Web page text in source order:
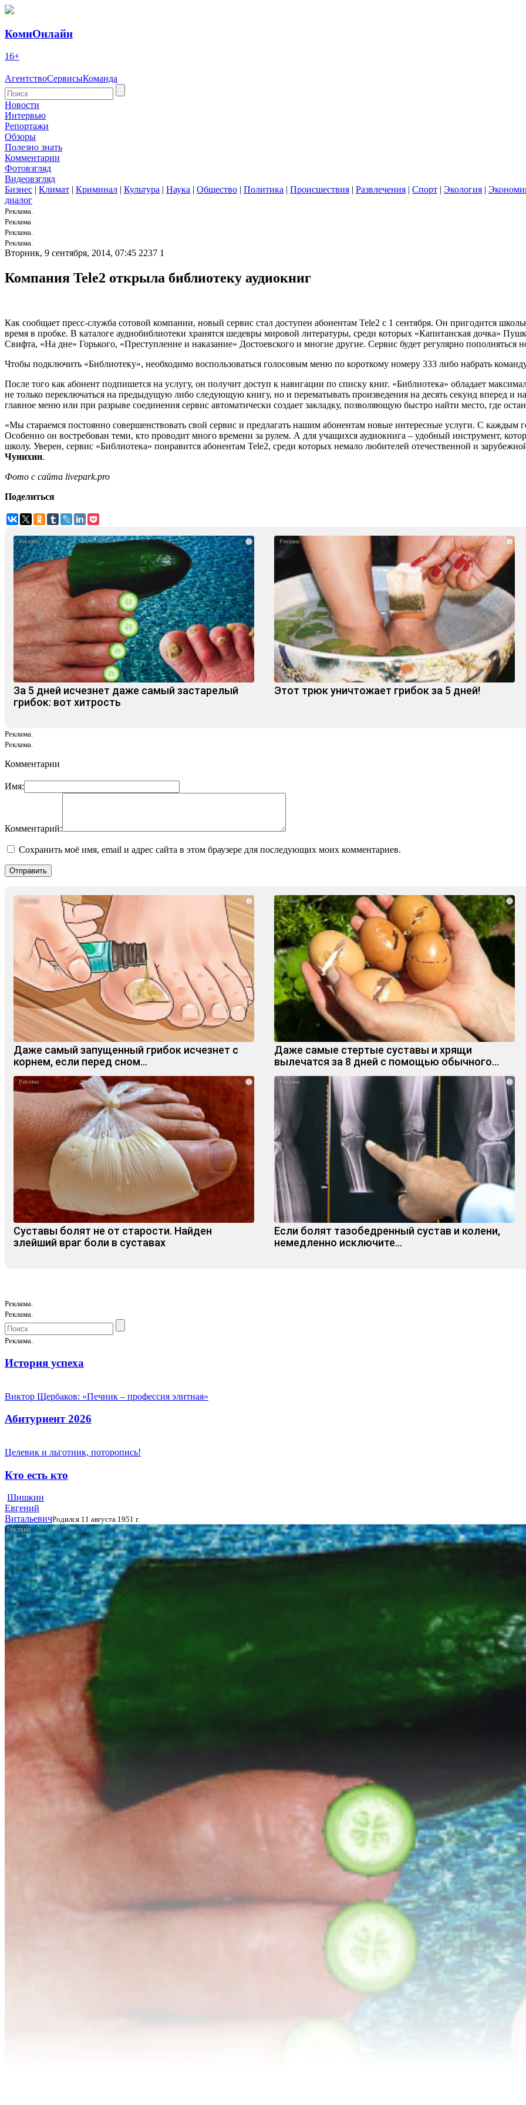
КомиОнлайн
16+
АгентствоСервисыКоманда
Новости
Интервью
Репортажи
Обзоры
Полезно знать
Комментарии
Фотовзгляд
Видеовзгляд
Бизнес | Климат | Криминал | Культура | Наука | Общество | Политика | Происшествия | Развлечения | Спорт | Экология |
диалог
Реклама.
Реклама.
Реклама.
Реклама.
Вторник, 9 сентября, 2014, 07:45 2237 1
Компания Tele2 открыла библиотеку аудиокниг
Как сообщает пресс-служба сотовой компании, новый сервис стал доступен абонентам Tele2 с 1 сентября. Он пригодится
время в пробке. В каталоге аудиобиблиотеки хранятся шедевры мировой литературы, среди которых «Капитанская дочка»
Свифта, «На дне» Горького, «Преступление и наказание» Достоевского и многие другие. Сервис будет регулярно пополняться
Чтобы подключить «Библиотеку», необходимо воспользоваться голосовым меню по короткому номеру 333 либо набрать
После того как абонент подпишется на услугу, он получит доступ к навигации по списку книг. «Библиотека» обладает
не только переключаться на предыдущую либо следующую книгу, но и перематывать произведения на десять секунд вперед и
главное меню или при разрыве соединения сервис автоматически создает закладку, позволяющую быстро найти место, где
«Мы стараемся постоянно совершенствовать свой сервис и предлагать нашим абонентам новые интересные услуги. С каждым
Особенно он востребован теми, кто проводит много времени за рулем. А для учащихся аудиокнига – удобный инструмент,
школу. Уверен, сервис «Библиотека» понравится абонентам Tele2, среди которых немало любителей отечественной и
Чунихин.
Фото с сайта livepark.pro
Поделиться
i
За 5 дней исчезнет даже самый застарелый
грибок: вот хитрость
i
Этот трюк уничтожает грибок за 5 дней!
Реклама.
Реклама.
Комментарии
Имя:
Комментарий:
Сохранить моё имя, email и адрес сайта в этом браузере для последующих моих комментариев.
i
Даже самый запущенный грибок исчезнет с
корнем, если перед сном…
i
Даже самые стертые суставы и хрящи
вылечатся за 8 дней с помощью обычного…
i
Суставы болят не от старости. Найден
злейший враг боли в суставах
i
Если болят тазобедренный сустав и колени,
немедленно исключите...
Реклама.
Реклама.
Реклама.
История успеха
Виктор Щербаков: «Печник – профессия элитная»
Абитуриент 2026
Целевик и льготник, поторопись!
Кто есть кто
Шишкин
Евгений
ВитальевичРодился 11 августа 1951 г.